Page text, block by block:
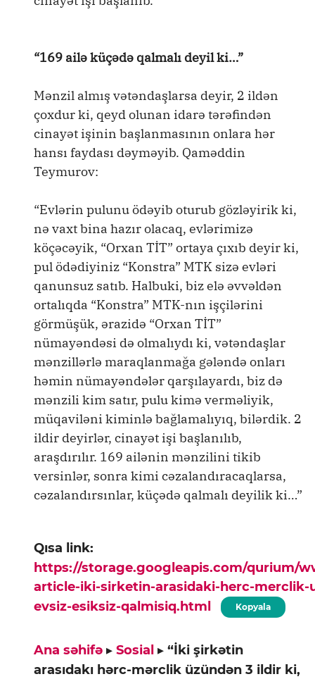
“169 ailə küçədə qalmalı deyil ki…”
Mənzil almış vətəndaşlarsa deyir, 2 ildən
çoxdur ki, qeyd olunan idarə tərəfindən
cinayət işinin başlanmasının onlara hər
hansı faydası dəyməyib. Qaməddin
Teymurov:
“Evlərin pulunu ödəyib oturub gözləyirik ki,
nə vaxt bina hazır olacaq, evlərimizə
köçəcəyik, “Orxan TİT” ortaya çıxıb deyir ki,
pul ödədiyiniz “Konstra” MTK sizə evləri
qanunsuz satıb. Halbuki, biz elə əvvəldən
ortalıqda “Konstra” MTK-nın işçilərini
görmüşük, ərazidə “Orxan TİT”
nümayəndəsi də olmalıydı ki, vətəndaşlar
mənzillərlə maraqlanmağa gələndə onları
həmin nümayəndələr qarşılayardı, biz də
mənzili kim satır, pulu kimə verməliyik,
müqaviləni kiminlə bağlamalıyıq, bilərdik. 2
ildir deyirlər, cinayət işi başlanılıb,
araşdırılır. 169 ailənin mənzilini tikib
versinlər, sonra kimi cəzalandıracaqlarsa,
cəzalandırsınlar, küçədə qalmalı deyilik ki…”
Qısa link:
https://storage.googleapis.com/qurium/
article-iki-sirketin-arasidaki-herc-merclik-
evsiz-esiksiz-qalmisiq.html
Kopyala
Ana səhifə ▸ Sosial ▸ “İki şirkətin
arasıdakı hərc-mərclik üzündən 3 ildir ki,